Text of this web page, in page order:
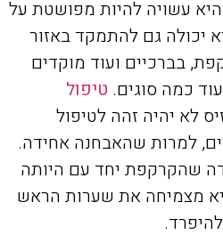
עשויה להיות מפושטת על
יכולה גם להתמקד באזור
בברכיים ועוד מוקדים
כמה סוגים. טיפול
לא יהיה זהה לטיפול
למרות שהאבחנה אחידה.
שהקרקפת יחד עם היותה
מצמיחה את שערות הראש